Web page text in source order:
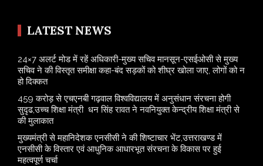
LATEST NEWS
24×7 अलर्ट मोड में रहें अधिकारी-मुख्य सचिव मानसून-एसईओसी से मुख्य
सचिव ने की विस्तृत समीक्षा कहा-बंद सड़कों को शीघ्र खोला जाए, लोगों को न
हो दिक्कत
459 करोड़ से एचएनबी गढ़वाल विश्वविद्यालय में अनुसंधान संरचना होगी
सुदृढ,उच्च शिक्षा मंत्री धन सिंह रावत ने नवनियुक्त केन्द्रीय शिक्षा मंत्री से
की मुलाकात
मुख्यमंत्री से महानिदेशक एनसीसी ने की शिष्टाचार भेंट,उत्तराखण्ड में
एनसीसी के विस्तार एवं आधुनिक आधारभूत संरचना के विकास पर हुई
महत्वपूर्ण चर्चा